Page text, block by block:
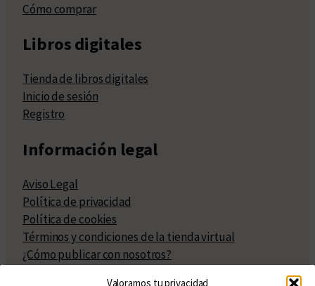
Valoramos tu privacidad
Cómo comprar
Libros digitales
Tienda de libros digitales
Inicio de sesión
Registro
Información legal
Aviso Legal
Política de privacidad
Política de cookies
Términos y condiciones de la tienda virtual
¿Cómo publicar con nosotros?